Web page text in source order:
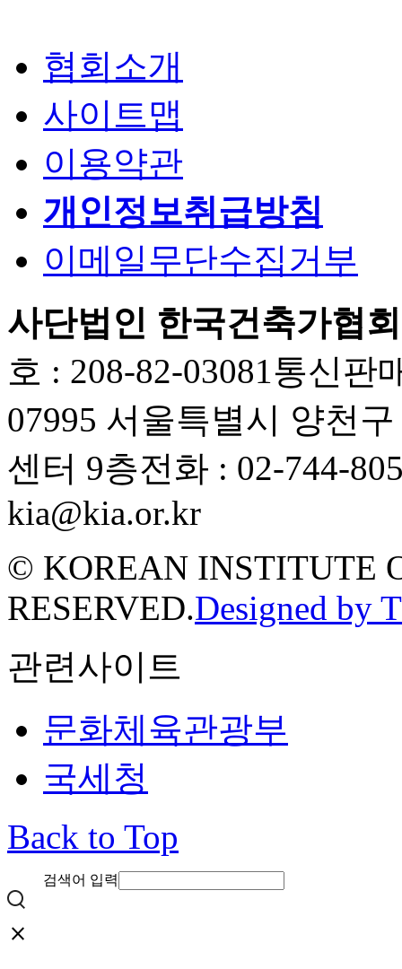
협회소개
사이트맵
이용약관
개인정보취급방침
이메일무단수집거부
사단법인 한국건축가협회
호 : 208-82-03081 통신판
07995 서울특별시 양천
센터 9층전화 : 02-744-
kia@kia.or.kr
© KOREAN INSTITUTE
RESERVED.Designed by
관련사이트
문화체육관광부
국세청
Back to Top
검색어 입력
close